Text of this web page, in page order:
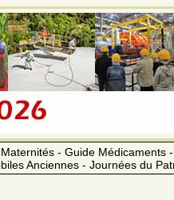
- Guide Médicaments
Anciennes - Journées du